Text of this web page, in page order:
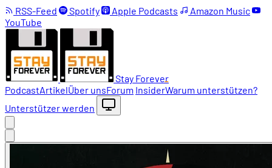
RSS-Feed Spotify Apple Podcasts
Amazon Music
YouTube
Stay Forever
PodcastArtikelÜber unsForum InsiderWarum unterstützen?
Unterstützer werden